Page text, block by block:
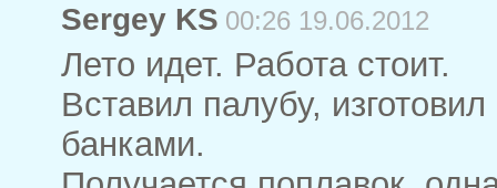
Sergey KS 00:26 19.06.2012
Лето идет. Работа стоит.
Вставил палубу,
банками.